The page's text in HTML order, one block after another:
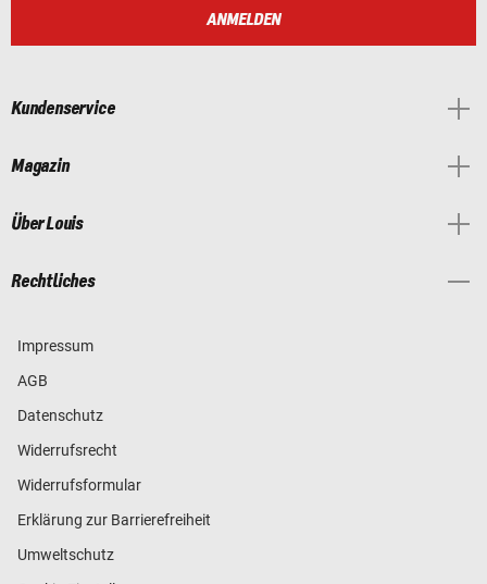
ANMELDEN
Kundenservice
Magazin
Über Louis
Rechtliches
Impressum
AGB
Datenschutz
Widerrufsrecht
Widerrufsformular
Erklärung zur Barrierefreiheit
Umweltschutz